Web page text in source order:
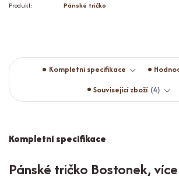
Produkt:
Pánské tričko
Kompletní specifikace
Související zboží 4
Kompletní specifikace
Pánské tričko Bostonek,